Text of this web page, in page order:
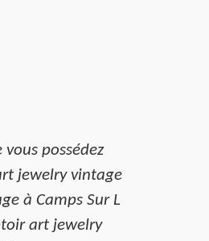
possédez
jewelry vintage
à Camps Sur L
art jewelry